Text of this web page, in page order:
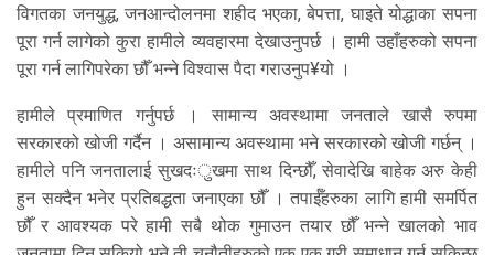
विगतका जनयुद्ध, जनआन्दोलनमा शहीद भएका, बेपत्ता, घाइते योद्धाका सपना
पूरा गर्न लागेको कुरा हामीले व्यवहारमा देखाउनुपर्छ । हामी उहाँहरुको सपना
पूरा गर्न लागिपरेका छौँ भन्ने विश्वास पैदा गराउनुप¥यो ।
हामीले प्रमाणित गर्नुपर्छ । सामान्य अवस्थामा जनताले खासै रुपमा
सरकारको खोजी गर्दैन । असामान्य अवस्थामा भने सरकारको खोजी गर्छन् ।
हामीले पनि जनतालाई सुखदःुखमा साथ दिन्छौँ, सेवादेखि बाहेक अरु केही
हुन सक्दैन भनेर प्रतिबद्धता जनाएका छौँ । तपाईँहरुका लागि हामी समर्पित
छौँ र आवश्यक परे हामी सबै थोक गुमाउन तयार छौँ भन्ने खालको भाव